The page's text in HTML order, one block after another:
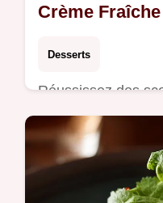
Crème
Desserts
Réussissez des
moelleux grâce à
aux mûres et
pour un tea time